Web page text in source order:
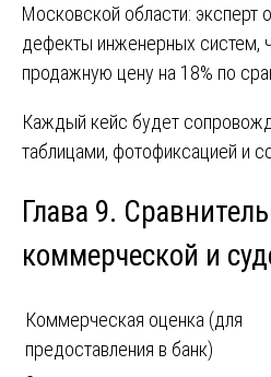
Московской области: эксперт
дефекты инженерных систем,
продажную цену на 18% по
Каждый кейс будет
таблицами, фотофиксацией и
Глава 9.
коммерческой и
Коммерческая оценка (для
предоставления в банк)